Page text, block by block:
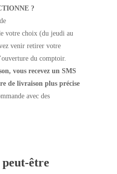
?
votre choix (du jeudi au
venir retirer votre
du comptoir.
vous recevez un SMS
de livraison plus précise
avec des
peut-être